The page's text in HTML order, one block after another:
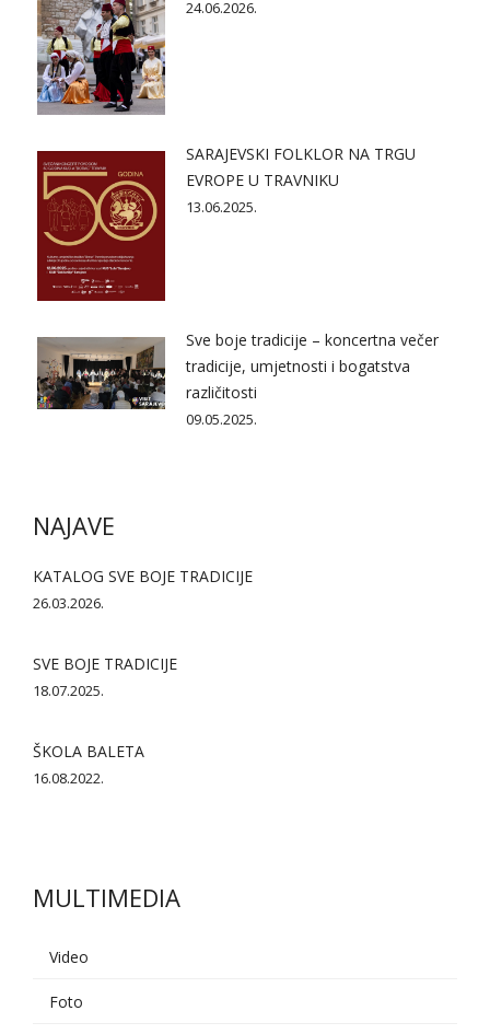
24.06.2026.
SARAJEVSKI FOLKLOR NA TRGU
EVROPE U TRAVNIKU
13.06.2025.
Sve boje tradicije – koncertna večer
tradicije, umjetnosti i bogatstva
različitosti
09.05.2025.
NAJAVE
KATALOG SVE BOJE TRADICIJE
26.03.2026.
SVE BOJE TRADICIJE
18.07.2025.
ŠKOLA BALETA
16.08.2022.
MULTIMEDIA
Video
Foto